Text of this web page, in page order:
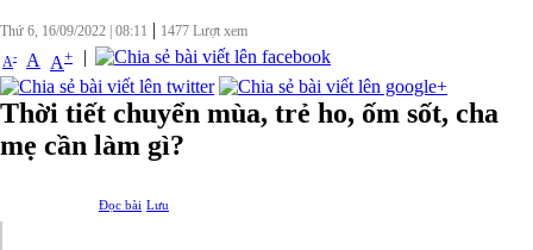
Thứ 6, 16/09/2022 08:11 | 1477 Lượt xem
A- A A+ |
Thời tiết chuyển mùa, trẻ ho, ốm sốt, cha
mẹ cần làm gì?
Đọc bài Lưu